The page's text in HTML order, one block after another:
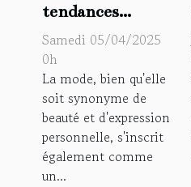
tendances
émergentes dans
la mode durable
Samedi 05/04/2025
0h
La mode, bien qu'elle
soit synonyme de
beauté et d'expression
personnelle, s'inscrit
également comme
un...